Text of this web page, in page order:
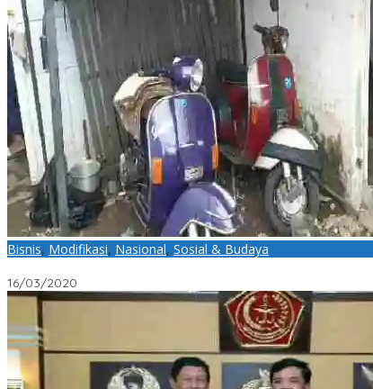
Bisnis, Modifikasi, Nasional, Sosial & Budaya
16/03/2020